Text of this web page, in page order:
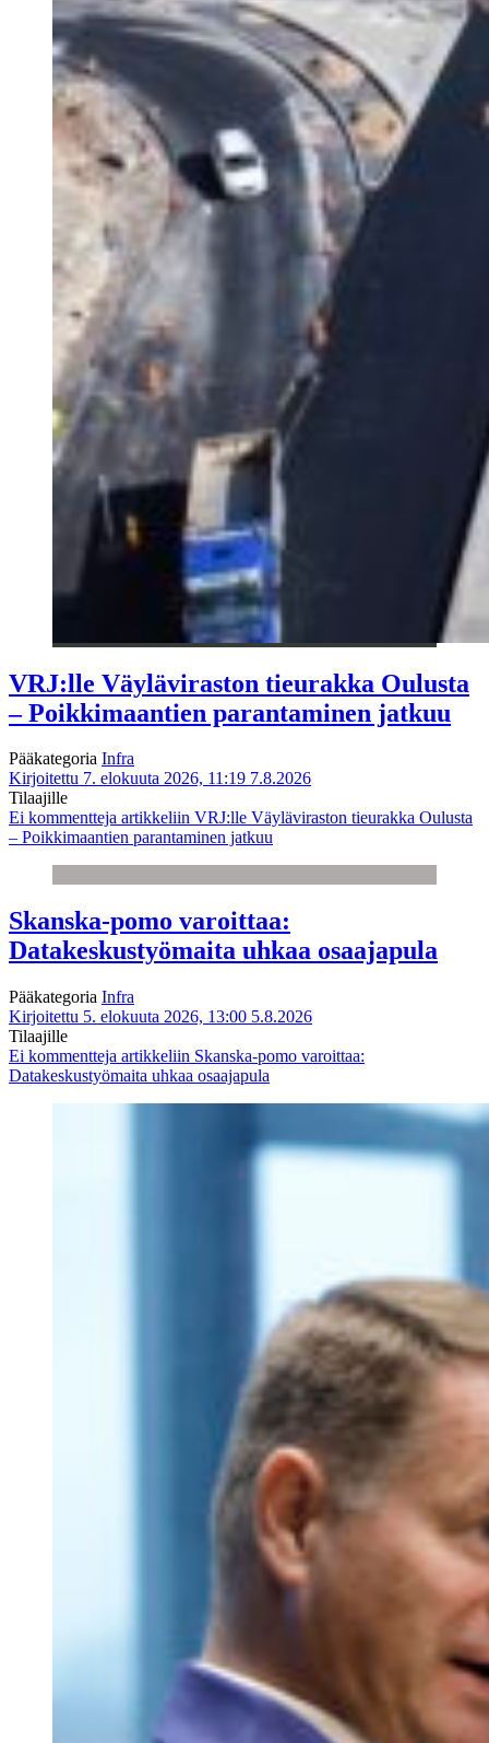
VRJ:lle Väyläviraston tieurakka Oulusta
– Poikkimaantien parantaminen jatkuu
Pääkategoria Infra
Kirjoitettu 7. elokuuta 2026, 11:19 7.8.2026
Tilaajille
Ei kommentteja artikkeliin VRJ:lle Väyläviraston tieurakka Oulusta
– Poikkimaantien parantaminen jatkuu
Skanska-pomo varoittaa:
Datakeskustyömaita uhkaa osaajapula
Pääkategoria Infra
Kirjoitettu 5. elokuuta 2026, 13:00 5.8.2026
Tilaajille
Ei kommentteja artikkeliin Skanska-pomo varoittaa:
Datakeskustyömaita uhkaa osaajapula